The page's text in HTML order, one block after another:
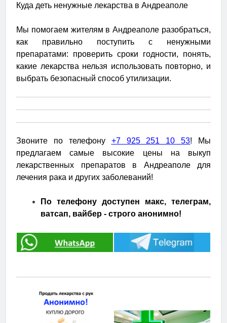
Куда деть ненужные лекарства в Андреаполе
Мы помогаем жителям в Андреаполе разобраться,
как правильно поступить с ненужными
препаратами: проверить сроки годности, понять,
какие лекарства нельзя использовать повторно, и
выбрать безопасный способ утилизации.
Звоните по телефону +7 925 251 10 53! Мы
предлагаем самые высокие цены на выкуп
лекарственных препаратов в Андреаполе для
лечения рака и других заболеваний!
По телефону доступен макс, телеграм,
ватсап, вайбер - строго анонимно!